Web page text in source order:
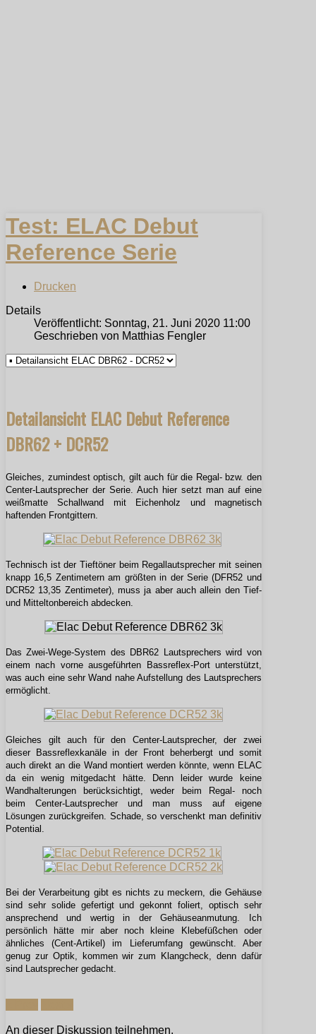
Test: ELAC Debut
Reference Serie
Drucken
Details
Veröffentlicht: Sonntag, 21. Juni 2020 11:00
Geschrieben von Matthias Fengler
Detailansicht ELAC Debut Reference
DBR62 + DCR52
Gleiches, zumindest optisch, gilt auch für die Regal- bzw. den
Center-Lautsprecher der Serie. Auch hier setzt man auf eine
weißmatte Schallwand mit Eichenholz und magnetisch
haftenden Frontgittern.
Technisch ist der Tieftöner beim Regallautsprecher mit seinen
knapp 16,5 Zentimetern am größten in der Serie (DFR52 und
DCR52 13,35 Zentimeter), muss ja aber auch allein den Tief-
und Mitteltonbereich abdecken.
Das Zwei-Wege-System des DBR62 Lautsprechers wird von
einem nach vorne ausgeführten Bassreflex-Port unterstützt,
was auch eine sehr Wand nahe Aufstellung des Lautsprechers
ermöglicht.
Gleiches gilt auch für den Center-Lautsprecher, der zwei
dieser Bassreflexkanäle in der Front beherbergt und somit
auch direkt an die Wand montiert werden könnte, wenn ELAC
da ein wenig mitgedacht hätte. Denn leider wurde keine
Wandhalterungen berücksichtigt, weder beim Regal- noch
beim Center-Lautsprecher und man muss auf eigene
Lösungen zurückgreifen. Schade, so verschenkt man definitiv
Potential.
Bei der Verarbeitung gibt es nichts zu meckern, die Gehäuse
sind sehr solide gefertigt und gekonnt foliert, optisch sehr
ansprechend und wertig in der Gehäuseanmutung. Ich
persönlich hätte mir aber noch kleine Klebefüßchen oder
ähnliches (Cent-Artikel) im Lieferumfang gewünscht. Aber
genug zur Optik, kommen wir zum Klangcheck, denn dafür
sind Lautsprecher gedacht.
An dieser Diskussion teilnehmen.